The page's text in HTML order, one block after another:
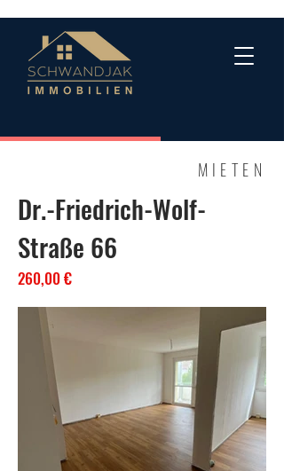
MIETEN
Dr.-Friedrich-Wolf-
Straße 66
260,00 €